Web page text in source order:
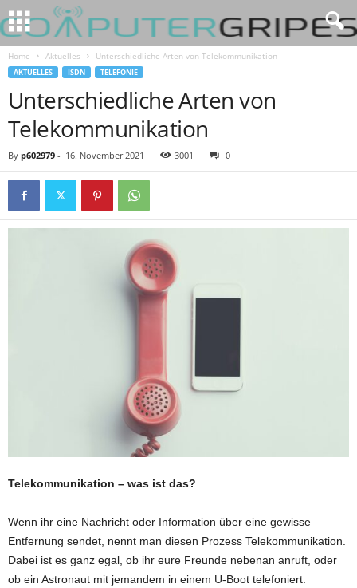
Home Aktuelles Unterschiedliche Arten von Telekommunikation
AKTUELLES ISDN TELEFONIE
Unterschiedliche Arten von
Telekommunikation
By p602979 - 16. November 2021 3001 0
Telekommunikation – was ist das?
Wenn ihr eine Nachricht oder Information über eine gewisse
Entfernung sendet, nennt man diesen Prozess Telekommunikation.
Dabei ist es ganz egal, ob ihr eure Freunde nebenan anruft, oder
ob ein Astronaut mit jemandem in einem U-Boot telefoniert.